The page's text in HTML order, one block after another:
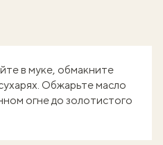
в муке, обмакните
Обжарьте масло
огне до золотистого